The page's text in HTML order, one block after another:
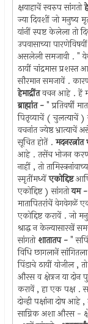
क्षयाहाचें स्वरुप सांगतो
ज्या दिवशीं जो मनुष्य
यांनीं स्पष्ट केलेला तो
उपवासाच्या
असलेली समजावी . "
ठायीं चांद्रमास
सौरमान समजावें .
हेमाद्रींतवचन आहे . हें
ब्राह्मांत -" प्रतिवर्षीं
पितृव्याचें ( चुलत्याचें ) व
वचनांत ज्येष्ठ भ्रात्याचें
सूचित होतें .
आहे . तसेंच भोजन
नाहीं , तो
स्मृतींमध्येंएकोद्दिष्ट
एकोद्दिष्ट ) सांगतोयम
मातापितरांचें वेगवेगळें
एकोद्दिष्ट करावें . जो
श्राद्ध न केल्यासारखें
सांगतोशातातप -"
विधि छागलानें
पिंडाचे ठायीं योजील ,
औरस व क्षेत्रज या दोन
करावें , हा एक पक्ष .
दोन्ही पक्षांना दोष आहे
साग्निक अशा औरस -